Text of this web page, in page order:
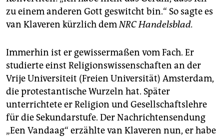
zu einem anderen Gott geswitcht bin.“ So sagte es
van Klaveren kürzlich demNRC Handelsblad.
Immerhin ist er gewissermaßen vom Fach. Er
studierte einst Religionswissenschaften an der
Vrije Universiteit (Freien Universität) Amsterdam,
die protestantische Wurzeln hat. Später
unterrichtete er Religion und Gesellschaftslehre
für die Sekundarstufe. Der Nachrichtensendung
„Een Vandaag“ erzählte van Klaveren nun, er habe